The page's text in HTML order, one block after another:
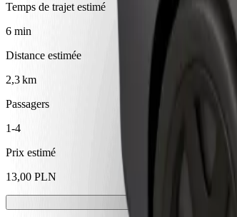
Temps de trajet estimé
6 min
Distance estimée
2,3 km
Passagers
1-4
Prix estimé
13,00 PLN